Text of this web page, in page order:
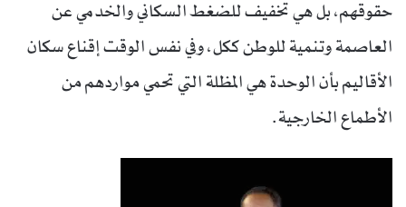
حقوقهم، بل هي تخفيف للضغط السكاني والخدمي عن
العاصمة وتنمية للوطن ككل، وفي نفس الوقت إقناع سكان
الأقاليم بأن الوحدة هي المظلة التي تحمي مواردهم من
الأطماع الخارجية.